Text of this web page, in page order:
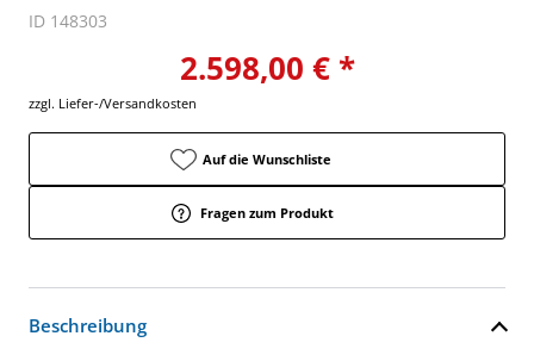
ID 148303
2.598,00 € *
zzgl. Liefer-/Versandkosten
Auf die Wunschliste
Fragen zum Produkt
Beschreibung